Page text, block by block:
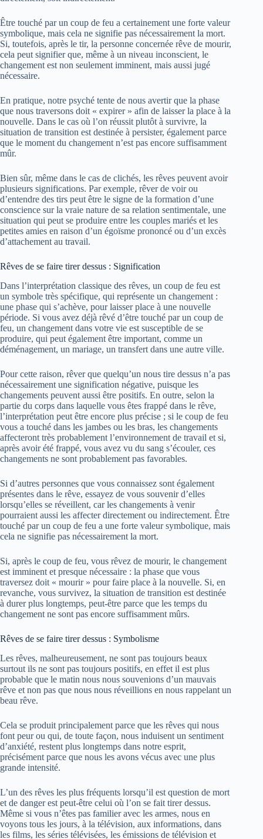
Être touché par un coup de feu a certainement une forte valeur
symbolique, mais cela ne signifie pas nécessairement la mort.
Si, toutefois, après le tir, la personne concernée rêve de mourir,
cela peut signifier que, même à un niveau inconscient, le
changement est non seulement imminent, mais aussi jugé
nécessaire.
En pratique, notre psyché tente de nous avertir que la phase
que nous traversons doit « expirer » afin de laisser la place à la
nouvelle. Dans le cas où l’on réussit plutôt à survivre, la
situation de transition est destinée à persister, également parce
que le moment du changement n’est pas encore suffisamment
mûr.
Bien sûr, même dans le cas de clichés, les rêves peuvent avoir
plusieurs significations. Par exemple, rêver de voir ou
d’entendre des tirs peut être le signe de la formation d’une
conscience sur la vraie nature de sa relation sentimentale, une
situation qui peut se produire entre les couples mariés et les
petites amies en raison d’un égoïsme prononcé ou d’un excès
d’attachement au travail.
Rêves de se faire tirer dessus : Signification
Dans l’interprétation classique des rêves, un coup de feu est
un symbole très spécifique, qui représente un changement :
une phase qui s’achève, pour laisser place à une nouvelle
période. Si vous avez déjà rêvé d’être touché par un coup de
feu, un changement dans votre vie est susceptible de se
produire, qui peut également être important, comme un
déménagement, un mariage, un transfert dans une autre ville.
Pour cette raison, rêver que quelqu’un nous tire dessus n’a pas
nécessairement une signification négative, puisque les
changements peuvent aussi être positifs. En outre, selon la
partie du corps dans laquelle vous êtes frappé dans le rêve,
l’interprétation peut être encore plus précise ; si le coup de feu
vous a touché dans les jambes ou les bras, les changements
affecteront très probablement l’environnement de travail et si,
après avoir été frappé, vous avez vu du sang s’écouler, ces
changements ne sont probablement pas favorables.
Si d’autres personnes que vous connaissez sont également
présentes dans le rêve, essayez de vous souvenir d’elles
lorsqu’elles se réveillent, car les changements à venir
pourraient aussi les affecter directement ou indirectement. Être
touché par un coup de feu a une forte valeur symbolique, mais
cela ne signifie pas nécessairement la mort.
Si, après le coup de feu, vous rêvez de mourir, le changement
est imminent et presque nécessaire : la phase que vous
traversez doit « mourir » pour faire place à la nouvelle. Si, en
revanche, vous survivez, la situation de transition est destinée
à durer plus longtemps, peut-être parce que les temps du
changement ne sont pas encore suffisamment mûrs.
Rêves de se faire tirer dessus : Symbolisme
Les rêves, malheureusement, ne sont pas toujours beaux
surtout ils ne sont pas toujours positifs, en effet il est plus
probable que le matin nous nous souvenions d’un mauvais
rêve et non pas que nous nous réveillions en nous rappelant un
beau rêve.
Cela se produit principalement parce que les rêves qui nous
font peur ou qui, de toute façon, nous induisent un sentiment
d’anxiété, restent plus longtemps dans notre esprit,
précisément parce que nous les avons vécus avec une plus
grande intensité.
L’un des rêves les plus fréquents lorsqu’il est question de mort
et de danger est peut-être celui où l’on se fait tirer dessus.
Même si vous n’êtes pas familier avec les armes, nous en
voyons tous les jours, à la télévision, aux informations, dans
les films, les séries télévisées, les émissions de télévision et